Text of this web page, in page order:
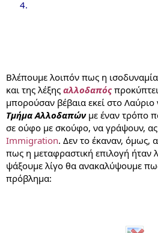
Βλέπουμε λοιπόν πως η
και της λέξης αλλοδαπός
μπορούσαν βέβαια εκεί στο Λαύριο
Τμήμα Αλλοδαπώνμε έναν τρόπο
σε ούφο με σκούφο, να γράψουν,
Immigration. Δεν το έκαναν, όμως,
πως η μεταφραστική επιλογή ήταν
ψάξουμε λίγο θα ανακαλύψουμε
πρόβλημα: